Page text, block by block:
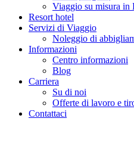
Viaggio su misura in
Resort hotel
Servizi di Viaggio
Noleggio di
Informazioni
Centro informazioni
Blog
Carriera
Su di noi
Offerte di lavoro e
Contattaci